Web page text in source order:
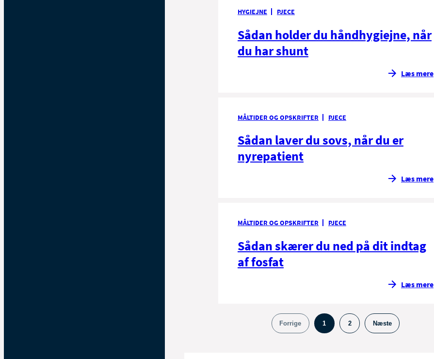
HYGIEJNE PJECE
Sådan holder du håndhygiejne, når
du har shunt
Læs mere
MÅLTIDER OG OPSKRIFTER PJECE
Sådan laver du sovs, når du er
nyrepatient
Læs mere
MÅLTIDER OG OPSKRIFTER PJECE
Sådan skærer du ned på dit indtag
af fosfat
Læs mere
Forrige 1 2 Næste